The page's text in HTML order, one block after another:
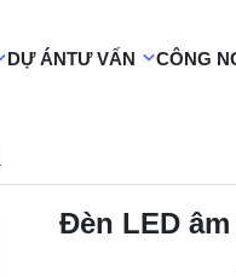
DỰ ÁNTƯ VẤN CÔNG
Đèn LED